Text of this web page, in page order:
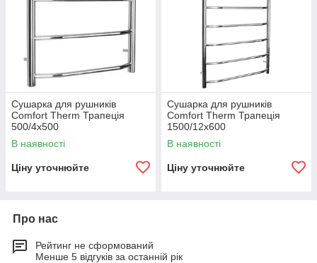
Сушарка для рушників
Comfort Therm Трапеція
500/4х500
В наявності
Ціну уточнюйте
Сушарка для рушників
Comfort Therm Трапеція
1500/12х600
В наявності
Ціну уточнюйте
Про нас
Рейтинг не сформований
Менше 5 відгуків за останній рік